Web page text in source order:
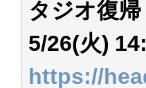
ーン.gif
ふぇどみ！ / 【画像】スポ－ツ
ｗｗｗｗｗｗｗｗｗｗ
かけまくったうちの息子が団地住み
タジオ復帰
5/26(火)
https://